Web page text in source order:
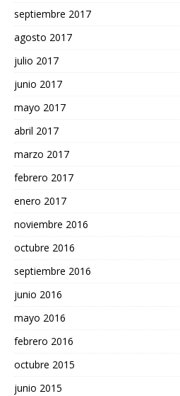
septiembre 2017
agosto 2017
julio 2017
junio 2017
mayo 2017
abril 2017
marzo 2017
febrero 2017
enero 2017
noviembre 2016
octubre 2016
septiembre 2016
junio 2016
mayo 2016
febrero 2016
octubre 2015
junio 2015